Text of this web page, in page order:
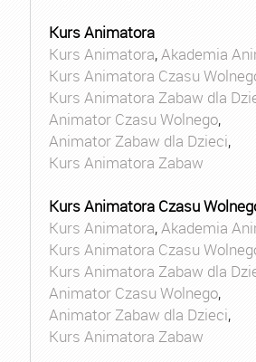
Kurs Animatora
Kurs Animatora,Akademia
Kurs Animatora Czasu
Kurs Animatora Zabaw dla
Animator Czasu Wolnego,
Animator Zabaw dla Dzieci,
Kurs Animatora Zabaw
Kurs Animatora Czasu
Kurs Animatora,Akademia
Kurs Animatora Czasu
Kurs Animatora Zabaw dla
Animator Czasu Wolnego,
Animator Zabaw dla Dzieci,
Kurs Animatora Zabaw